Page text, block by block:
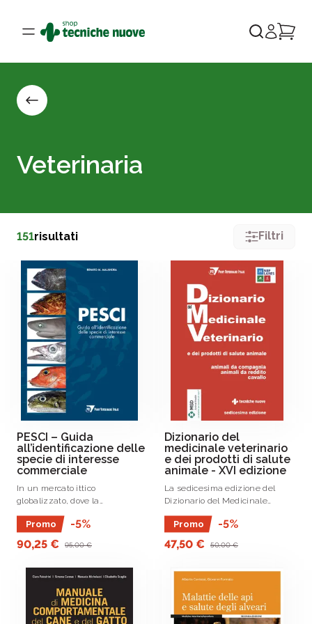
Veterinaria
151risultati Filtri
PESCI – Guida
all’identificazione delle
specie di interesse
commerciale
In un mercato ittico
globalizzato, dove la
trasparenza verso il
consumatore è diventata un
obbligo normativo e un
imperativo etico,
specie rappresenta .
Promo
-5%
90,25 €
95,00 €
Dizionario del
medicinale veterinario
e dei prodotti di salute
animale - XVI edizione
La sedicesima edizione del
Dizionario del Medicinale
Veterinario (DMV) è un
censimento completo e
aggiornato di oltre 5.
Promo
-5%
47,50 €
50,00 €